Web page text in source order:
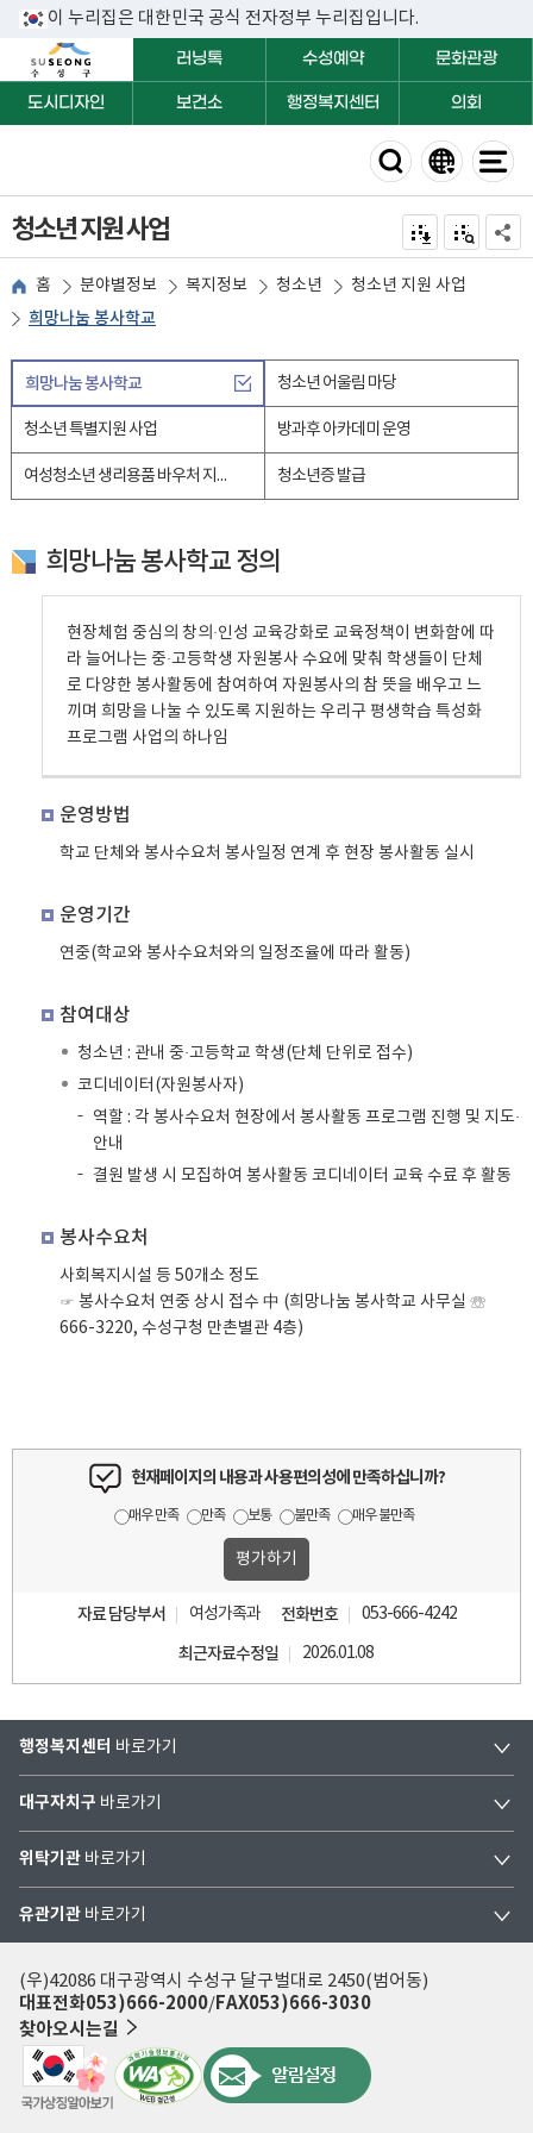
이 누리집은 대한민국 공식 전자정부 누리집입니다.
러닝톡
수성예약 문화관광
도시디자인 보건소 행정복지센터 의회
청소년 지원 사업 전자점자 내려받기
점자미리 보
공유
홈 분야별정보 복지정보 청소년 청소년 지원 사업
희망나눔 봉사학교
희망나눔 봉사학교 청소년 어울림 마당
청소년 특별지원 사업 방과후 아카데미 운영
여성청소년 생리용품 바우처 지원사업 청소년증 발급
희망나눔 봉사학교 정의
현장체험 중심의 창의·인성 교육강화로 교육정책이 변화함에 따
라 늘어나는 중·고등학생 자원봉사 수요에 맞춰 학생들이 단체
로 다양한 봉사활동에 참여하여 자원봉사의 참 뜻을 배우고 느
끼며 희망을 나눌 수 있도록 지원하는 우리구 평생학습 특성화
프로그램 사업의 하나임
운영방법
학교 단체와 봉사수요처 봉사일정 연계 후 현장 봉사활동 실시
운영기간
연중(학교와 봉사수요처와의 일정조율에 따라 활동)
참여대상
청소년 : 관내 중·고등학교 학생(단체 단위로 접수)
코디네이터(자원봉사자)
역할 : 각 봉사수요처 현장에서 봉사활동 프로그램 진행 및 지도·
안내
결원 발생 시 모집하여 봉사활동 코디네이터 교육 수료 후 활동
봉사수요처
사회복지시설 등 50개소 정도
☞ 봉사수요처 연중 상시 접수 中 (희망나눔 봉사학교 사무실 ☏
666-3220, 수성구청 만촌별관 4층)
현재페이지의 내용과 사용편의성에 만족하십니까?
매우 만족 만족 보통 불만족 매우 불만족
자료 담당부서 여성가족과 전화번호 053-666-4242
최근자료수정일 2026.01.08
행정복지센터 바로가기
대구자치구 바로가기
위탁기관 바로가기
유관기관 바로가기
(우)42086 대구광역시 수성구 달구벌대로 2450(범어동)
대표전화053)666-2000 FAX053)666-3030
찾아오시는길